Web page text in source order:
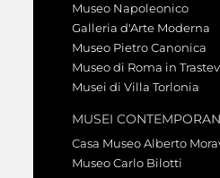
Museo Napoleonico
Galleria d'Arte Moderna
Museo Pietro Canonica
Museo di Roma in
Musei di Villa Torlonia
MUSEI
Casa Museo Alberto
Museo Carlo Bilotti